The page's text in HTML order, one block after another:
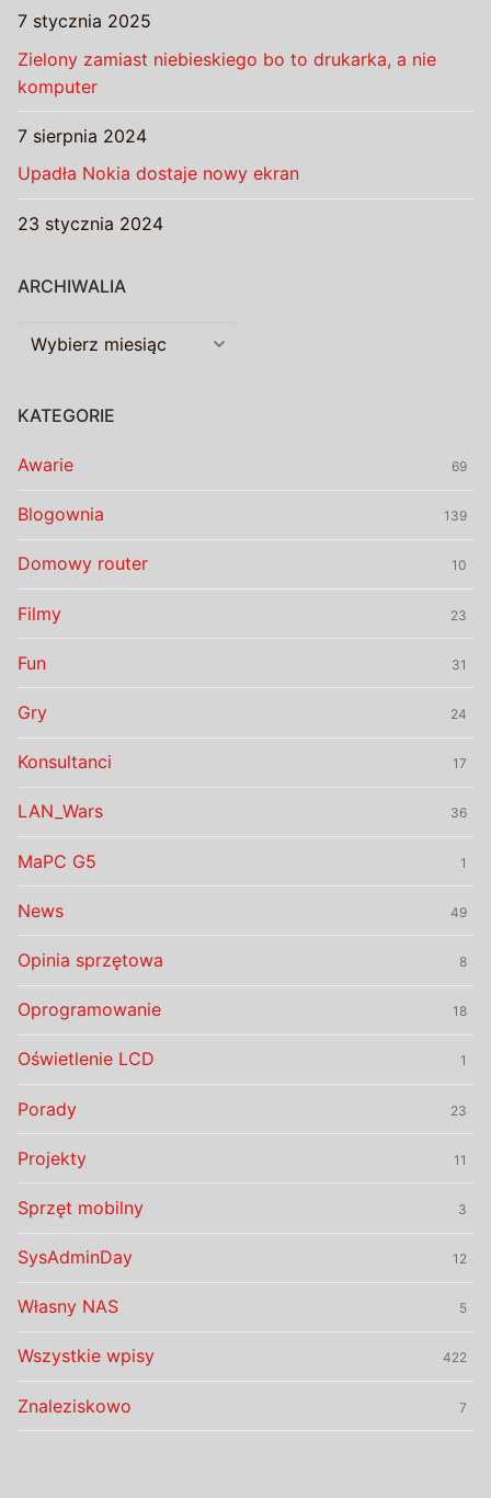
7 stycznia 2025
Zielony zamiast niebieskiego bo to drukarka, a nie
komputer
7 sierpnia 2024
Upadła Nokia dostaje nowy ekran
23 stycznia 2024
ARCHIWALIA
Archiwalia
KATEGORIE
Awarie 69
Blogownia 139
Domowy router 10
Filmy 23
Fun 31
Gry 24
Konsultanci 17
LAN_Wars 36
MaPC G5 1
News 49
Opinia sprzętowa 8
Oprogramowanie 18
Oświetlenie LCD 1
Porady 23
Projekty 11
Sprzęt mobilny 3
SysAdminDay 12
Własny NAS 5
Wszystkie wpisy 422
Znaleziskowo 7